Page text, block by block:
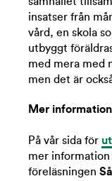
insatser från
vård, en skola
utbyggt
med mera med
men det är
Mer
På vår sida för
mer information
föreläsningen